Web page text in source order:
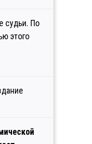
судьи. По
этого